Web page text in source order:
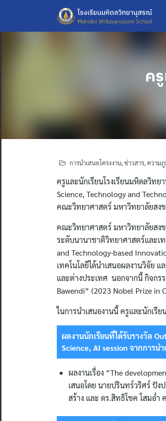
content
ค
การนำเสนอโครงงาน,ข่าวสาร,ความภู
ครูและนักเรียนโรงเรียนมหิดลวิท
Science, Technology and
คณะวิทยาศาสตร์ มหาวิทยาลัยสง
คณะวิทยาศาสตร์ มหาวิทยาลัยสง
ระดับนานาชาติวิทยาศาสตร์และเ
and Technology-based
เทคโนโลยีได้นำเสนอผลงานวิจัย
และต่างประเทศ นอกจากนี้ กิจกร
Bawendi” (2023 Nobel Prize
ในการนำเสนองานนี้ ครูและนักเรี
ผลงานนักเรียนที่ได้รับรางวัล
Science, AI session จากการนำ
ผลงานเรื่อง “The
เสนอโดย นายปรินทร์วริศร์ ปั
สร้าง และ ดร.สิทธิโชค โสมอ่